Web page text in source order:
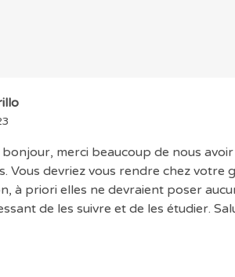
merci beaucoup de nous
Vous devriez vous rendre chez votre
à priori elles ne devraient poser
de les suivre et de les étudier.